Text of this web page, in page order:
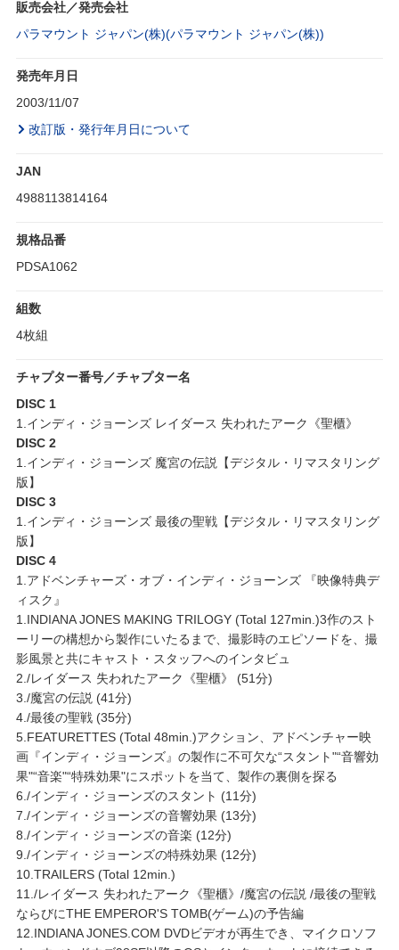
販売会社／発売会社
パラマウント ジャパン(株)(パラマウント ジャパン(株))
発売年月日
2003/11/07
改訂版・発行年月日について
JAN
4988113814164
規格品番
PDSA1062
組数
4枚組
チャプター番号／チャプター名
DISC 1
1.インディ・ジョーンズ レイダース 失われたアーク《聖櫃》
DISC 2
1.インディ・ジョーンズ 魔宮の伝説【デジタル・リマスタリング
版】
DISC 3
1.インディ・ジョーンズ 最後の聖戦【デジタル・リマスタリング
版】
DISC 4
1.アドベンチャーズ・オブ・インディ・ジョーンズ 『映像特典デ
ィスク』
1.INDIANA JONES MAKING TRILOGY (Total 127min.)3作のスト
ーリーの構想から製作にいたるまで、撮影時のエピソードを、撮
影風景と共にキャスト・スタッフへのインタビュ
2./レイダース 失われたアーク《聖櫃》 (51分)
3./魔宮の伝説 (41分)
4./最後の聖戦 (35分)
5.FEATURETTES (Total 48min.)アクション、アドベンチャー映
画『インディ・ジョーンズ』の製作に不可欠な“スタント"“音響効
果"“音楽"“特殊効果"にスポットを当て、製作の裏側を探る
6./インディ・ジョーンズのスタント (11分)
7./インディ・ジョーンズの音響効果 (13分)
8./インディ・ジョーンズの音楽 (12分)
9./インディ・ジョーンズの特殊効果 (12分)
10.TRAILERS (Total 12min.)
11./レイダース 失われたアーク《聖櫃》/魔宮の伝説 /最後の聖戦
ならびにTHE EMPEROR'S TOMB(ゲーム)の予告編
12.INDIANA JONES.COM DVDビデオが再生でき、マイクロソフ